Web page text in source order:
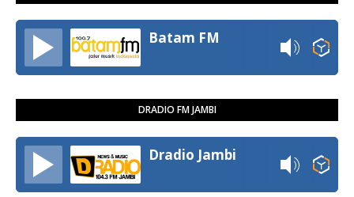
Batam FM
DRADIO FM JAMBI
Dradio Jambi